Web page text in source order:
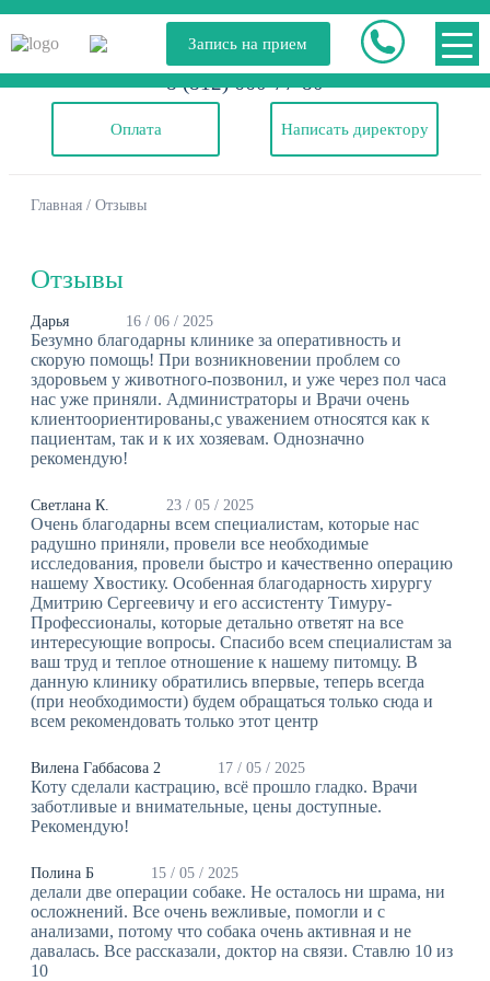
Оплата Написать директору
8 (812) 660-77-80
Запись на прием
Главная / Отзывы
Отзывы
Дарья 16 / 06 / 2025
Безумно благодарны клинике за оперативность и
скорую помощь! При возникновении проблем со
здоровьем у животного-позвонил, и уже через пол часа
нас уже приняли. Администраторы и Врачи очень
клиентоориентированы,с уважением относятся как к
пациентам, так и к их хозяевам. Однозначно
рекомендую!
Cветлана К. 23 / 05 / 2025
Очень благодарны всем специалистам, которые нас
радушно приняли, провели все необходимые
исследования, провели быстро и качественно операцию
нашему Хвостику. Особенная благодарность хирургу
Дмитрию Сергеевичу и его ассистенту Тимуру-
Профессионалы, которые детально ответят на все
интересующие вопросы. Спасибо всем специалистам за
ваш труд и теплое отношение к нашему питомцу. В
данную клинику обратились впервые, теперь всегда
(при необходимости) будем обращаться только сюда и
всем рекомендовать только этот центр
Вилена Габбасова 2 17 / 05 / 2025
Коту сделали кастрацию, всё прошло гладко. Врачи
заботливые и внимательные, цены доступные.
Рекомендую!
Полина Б 15 / 05 / 2025
делали две операции собаке. Не осталось ни шрама, ни
осложнений. Все очень вежливые, помогли и с
анализами, потому что собака очень активная и не
давалась. Все рассказали, доктор на связи. Ставлю 10 из
10